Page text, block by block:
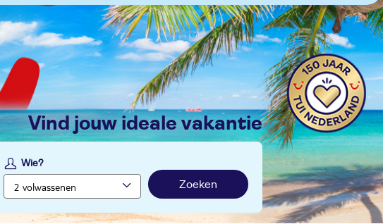
vind jouw ideale vakantie
Wie?
Zoeken